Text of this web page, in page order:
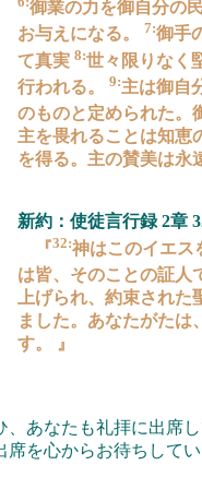
御業の力を御自分の
お与えになる。 7:御手
て真実 8:世々限りなく
行われる。 9:主は御自
のものと定められた。
主を畏れることは知恵
を得る。主の賛美は永
新約：使徒言行録 2章
『32:神はこのイエス
は皆、そのことの証人
上げられ、約束され
ました。あなたがたは
す。 』
、あなたも礼拝に出席
席を心からお待ちしてい